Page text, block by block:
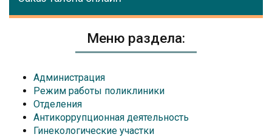
Меню раздела:
Администрация
Режим работы поликлиники
Отделения
Антикоррупционная деятельность
Гинекологические участки